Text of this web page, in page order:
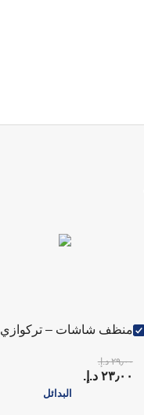
منظف شاشات – تركوازي
٢٣٫٠٠ د.إ.‏
٢٩٫٠٠ د.إ.‏
البدائل